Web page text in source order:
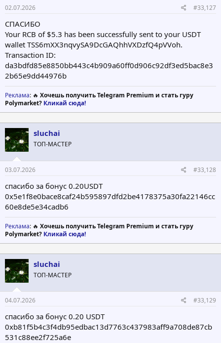
02.07.2026 #33,127
СПАСИБО
Your RCB of $5.3 has been successfully sent to your USDT
wallet TSS6mXX3nqvySA9DcGAQhhVXDzfQ4pVVoh.
Transaction ID:
da3bdfd85e8850bb443c4b909a60ff0d906c92df3ed5bac8e3
2b65e9dd44976b
Реклама: 🔥 Хочешь получить Telegram Premium и стать гуру
Polymarket? Кликай сюда!
sluchai
ТОП-МАСТЕР
03.07.2026 #33,128
спасибо за бонус 0.20USDT
0x5e1f8e0bace8caf24b595897dfd2be4178375a30fa22146cc
60e8de5e34cadb6
Реклама: 🔥 Хочешь получить Telegram Premium и стать гуру
Polymarket? Кликай сюда!
sluchai
ТОП-МАСТЕР
04.07.2026 #33,129
спасибо за бонус 0.20 USDT
0xb81f5b4c3f4db95edbac13d7763c437983aff9a708de87cb
531c88ee2f725a6e